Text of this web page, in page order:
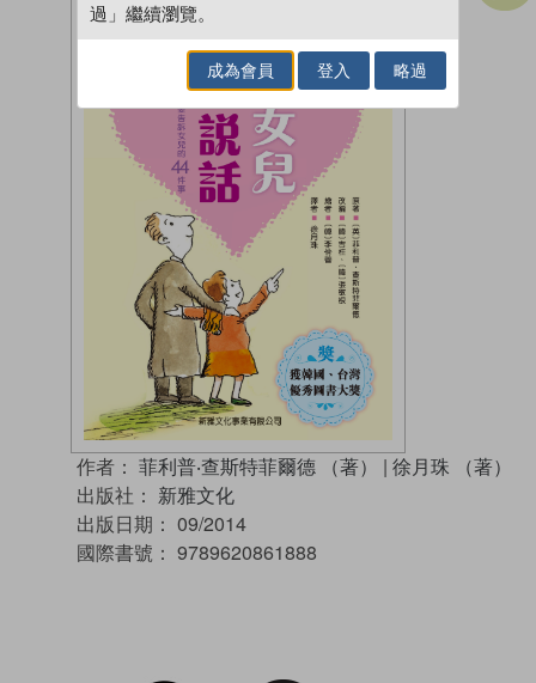
作者： 菲利普‧查斯特菲爾德 （著） | 徐月珠 （著）
出版社： 新雅文化
出版日期： 09/2014
國際書號： 9789620861888
過」繼續瀏覽。
成為會員 登入 略過